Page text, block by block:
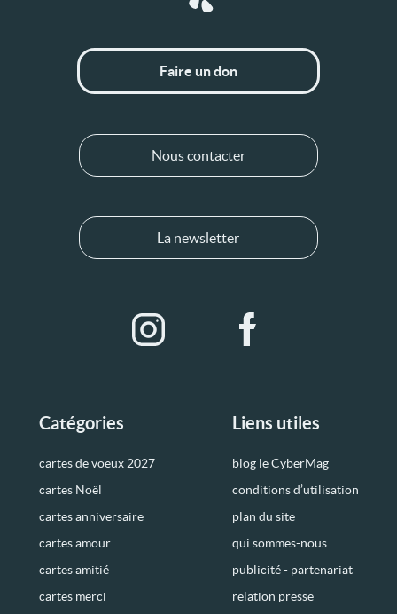
Catégories
cartes de voeux 2027
cartes Noël
cartes anniversaire
cartes amour
cartes amitié
cartes merci
Liens utiles
blog le CyberMag
conditions d’utilisation
plan du site
qui sommes-nous
publicité - partenariat
relation presse
Faire un don
Nous contacter
La newsletter